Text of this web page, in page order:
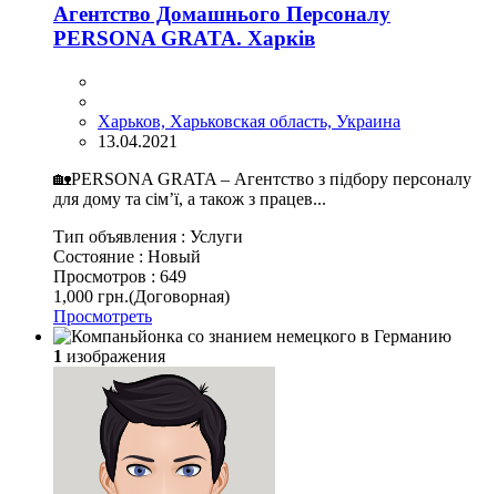
Агентство Домашнього Персоналу
PERSONA GRATA. Харків
Харьков, Харьковская область, Украина
13.04.2021
🏡PERSONA GRATA – Агентство з підбору персоналу
для дому та сім’ї, а також з працев...
Тип объявления : Услуги
Состояние : Новый
Просмотров : 649
1,000 грн.(Договорная)
Просмотреть
1 изображения